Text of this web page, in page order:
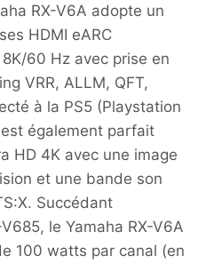
RX-V6A adopte un
HDMI eARC
60 Hz avec prise en
VRR, ALLM, QFT,
à la PS5 (Playstation
également parfait
HD 4K avec une image
et une bande son
Succédant
le Yamaha RX-V6A
100 watts par canal (en